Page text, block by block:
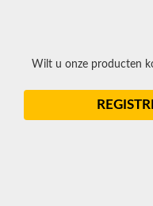
Wilt u onze producten